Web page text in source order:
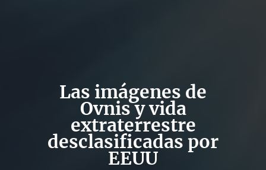
Las imágenes de
Ovnis y vida
extraterrestre
desclasificadas por
EEUU